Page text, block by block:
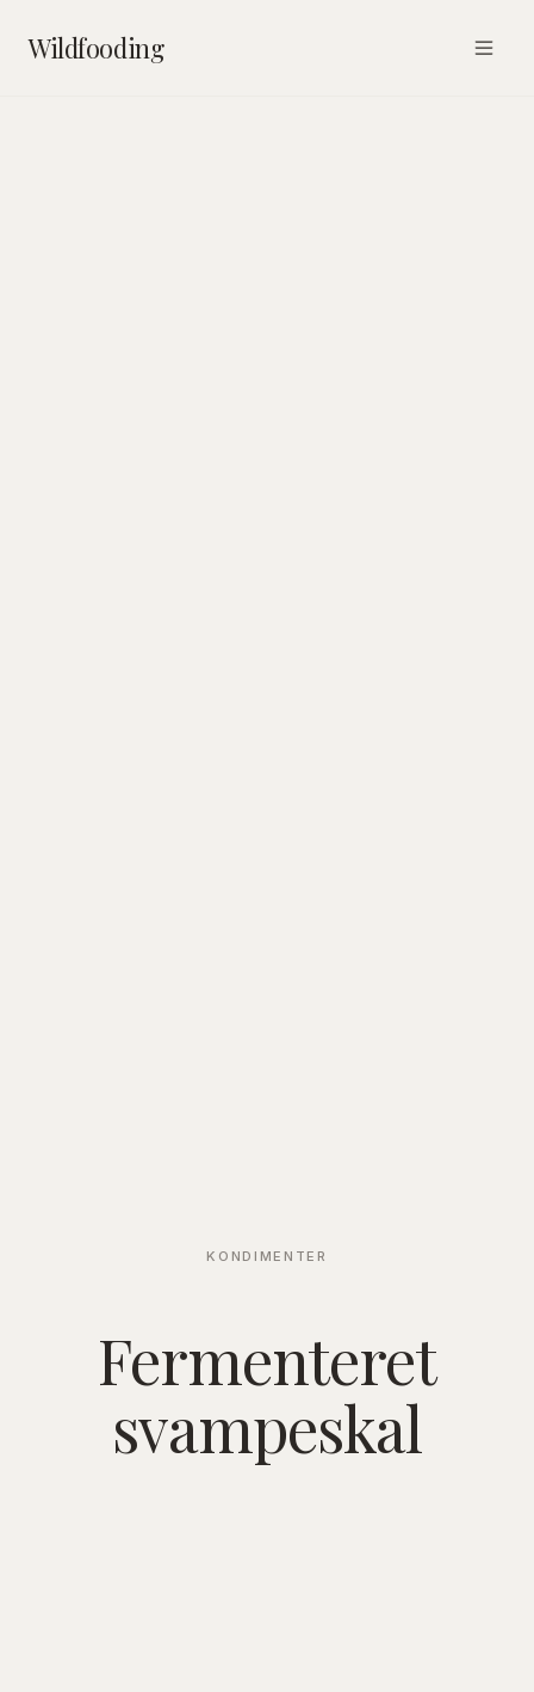
Wildfooding
KONDIMENTER
Fermenteret
svampeskal